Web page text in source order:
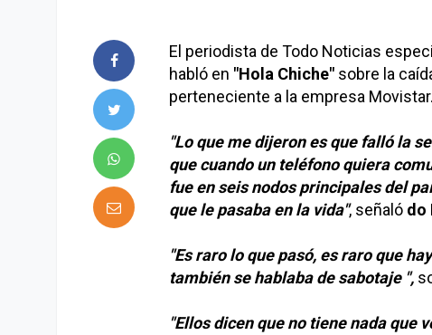
El periodista de Todo Noticias
habló en "Hola Chiche" sobre la
perteneciente a la empresa Movistar.
"Lo que me dijeron es que falló la
que cuando un teléfono quiera
fue en seis nodos principales del
que le pasaba en la vida", señaló do
"Es raro lo que pasó, es raro que
también se hablaba de sabotaje ",
"Ellos dicen que no tiene nada que